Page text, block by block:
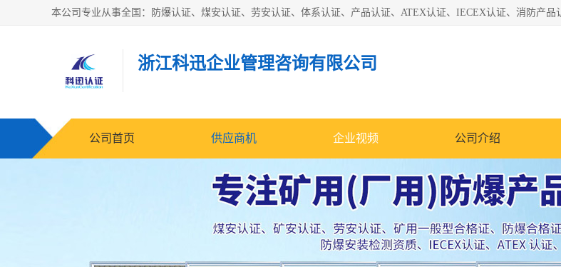
浙江科迅企业管理咨询有限公司
公司首页 供应商机 企业视频 公司介绍